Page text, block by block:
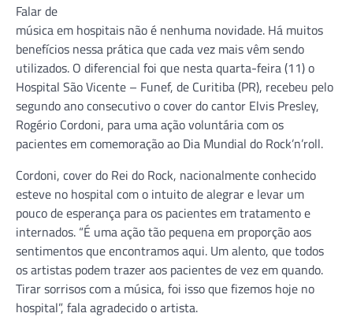
Falar de
música em hospitais não é nenhuma novidade. Há muitos
benefícios nessa prática que cada vez mais vêm sendo
utilizados. O diferencial foi que nesta quarta-feira (11) o
Hospital São Vicente – Funef, de Curitiba (PR), recebeu pelo
segundo ano consecutivo o cover do cantor Elvis Presley,
Rogério Cordoni, para uma ação voluntária com os
pacientes em comemoração ao Dia Mundial do Rock’n’roll.
Cordoni, cover do Rei do Rock, nacionalmente conhecido
esteve no hospital com o intuito de alegrar e levar um
pouco de esperança para os pacientes em tratamento e
internados. “É uma ação tão pequena em proporção aos
sentimentos que encontramos aqui. Um alento, que todos
os artistas podem trazer aos pacientes de vez em quando.
Tirar sorrisos com a música, foi isso que fizemos hoje no
hospital”, fala agradecido o artista.